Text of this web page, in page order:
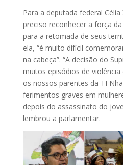
Para a deputada federal Célia
preciso reconhecer a força
para a retomada de seus
ela, “é muito difícil
na cabeça”. “A decisão do
muitos episódios de
os nossos parentes da TI
ferimentos graves em
depois do assassinato do
lembrou a parlamentar.